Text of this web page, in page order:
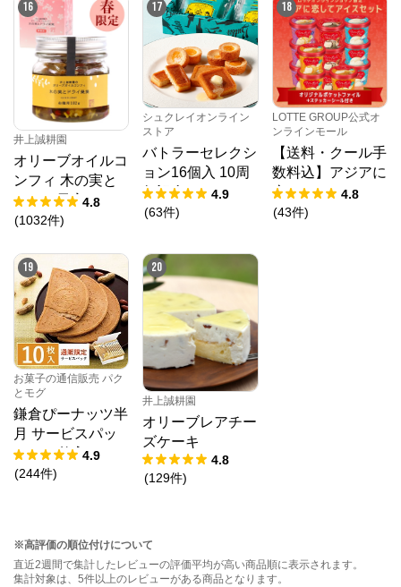
16
井上誠耕園
オリーブオイルコ
ンフィ 木の実と
ドライ果実 192g
春限定
4.8
(1032件)
17
シュクレイオンライン
ストア
バトラーセレクシ
ョン16個入 10周
年記念パッケージ
4.9
(63件)
18
LOTTE GROUP公式オ
ンラインモール
【送料・クール手
数料込】アジアに
恋してアイスセッ
ト（クリアファイ
4.8
(43件)
19
お菓子の通信販売 パク
とモグ
鎌倉ぴーナッツ半
月 サービスパッ
ク 10枚入4.9
(244件)
20
井上誠耕園
オリーブレアチー
ズケーキ
4.8
(129件)
※高評価の順位付けについて
直近2週間で集計したレビューの評価平均が高い商品順に表示されます。
集計対象は、5件以上のレビューがある商品となります。